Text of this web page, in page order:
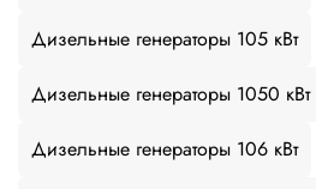
Дизельные генераторы 105 кВт
Дизельные генераторы 1050 кВт
Дизельные генераторы 106 кВт